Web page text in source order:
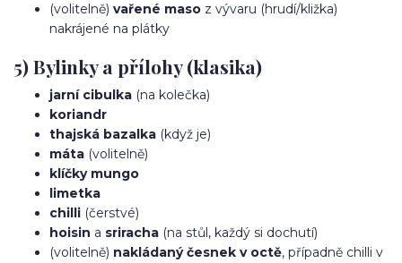
(volitelně) vařené maso z vývaru (hrudí/kližka)
nakrájené na plátky
5) Bylinky a přílohy (klasika)
jarní cibulka (na kolečka)
koriandr
thajská bazalka (když je)
máta (volitelně)
klíčky mungo
limetka
chilli (čerstvé)
hoisin a sriracha (na stůl, každý si dochutí)
(volitelně) nakládaný česnek v octě, případně chilli v